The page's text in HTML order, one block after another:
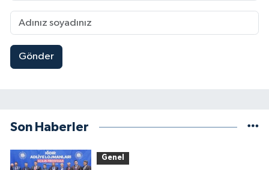
Gönder
Son Haberler
Genel